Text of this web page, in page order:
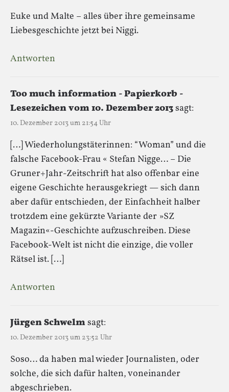
Euke und Malte – alles über ihre gemeinsame
Liebesgeschichte jetzt bei Niggi.
Antworten
Too much information - Papierkorb -
Lesezeichen vom 10. Dezember 2013sagt:
10. Dezember 2013 um 21:54 Uhr
[…] Wiederholungstäterinnen: “Woman” und die
falsche Facebook-Frau « Stefan Nigge… – Die
Gruner+Jahr-Zeitschrift hat also offenbar eine
eigene Geschichte herausgekriegt — sich dann
aber dafür entschieden, der Einfachheit halber
trotzdem eine gekürzte Variante der »SZ
Magazin«-Geschichte aufzuschreiben. Diese
Facebook-Welt ist nicht die einzige, die voller
Rätsel ist. […]
Antworten
Jürgen Schwelmsagt:
10. Dezember 2013 um 23:52 Uhr
Soso… da haben mal wieder Journalisten, oder
solche, die sich dafür halten, voneinander
abgeschrieben.